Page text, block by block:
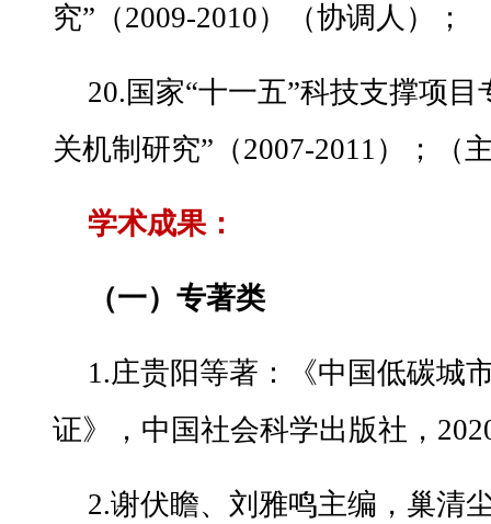
究”（2009-2010）（协调人）；
20.国家“十一五”科技支撑项
关机制研究”（2007-2011）；（
学术成果：
（一）专著类
1.庄贵阳等著：《中国低碳城
证》，中国社会科学出版社，
2.谢伏瞻、刘雅鸣主编，巢清